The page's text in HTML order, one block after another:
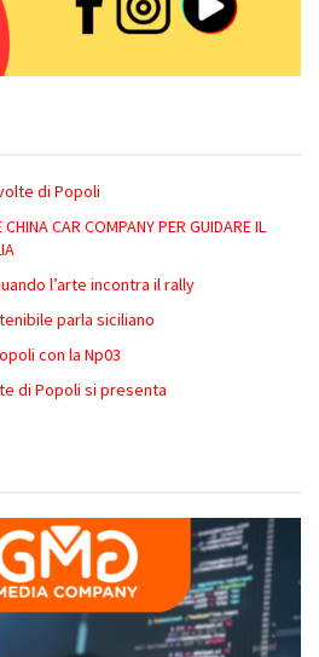
di Popoli
CAR COMPANY PER GUIDARE IL
l’arte incontra il rally
parla siciliano
con la Np03
di Popoli si presenta